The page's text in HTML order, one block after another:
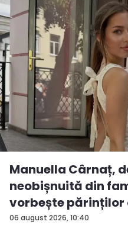
06 august 2026, 10:40
Manuella Cârnaț,
neobișnuită din
vorbește părinților
„dumneavoastră...